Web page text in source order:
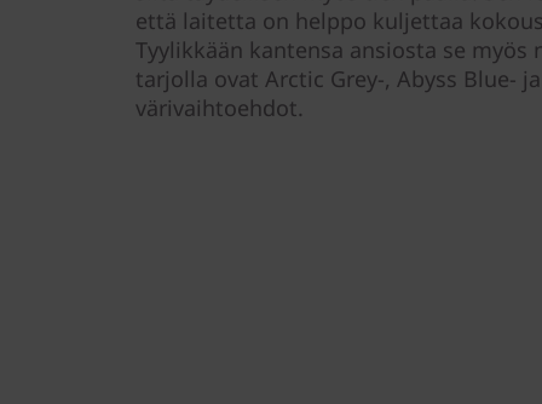
että laitetta on helppo kuljettaa
Tyylikkään kantensa ansiosta se myös
tarjolla ovat Arctic Grey-, Abyss Blue-
värivaihtoehdot.